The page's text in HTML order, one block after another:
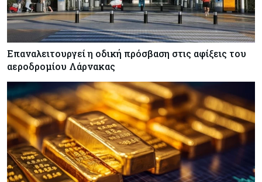
Επαναλειτουργεί η οδική πρόσβαση στις αφίξεις του
αεροδρομίου Λάρνακας